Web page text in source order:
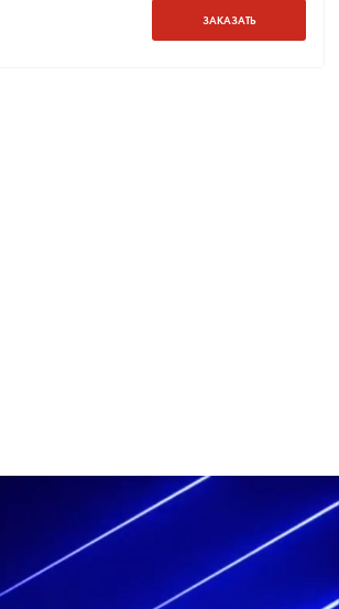
ЗАКАЗАТЬ